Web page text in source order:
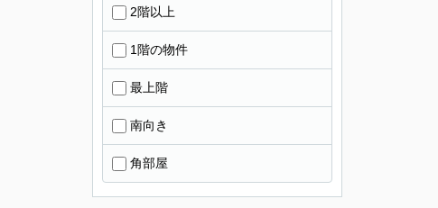
2階以上
1階の物件
最上階
南向き
角部屋